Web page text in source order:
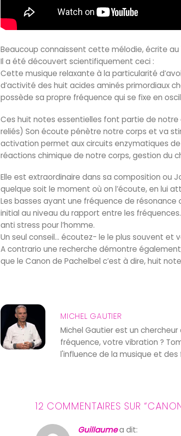
Beaucoup connaissent cette mélodie, écrite au
Il a été découvert scientifiquement ceci :
Cette musique relaxante à la particularité
d’activité des huit acides aminés primordiaux
possède sa propre fréquence qui se fixe en
Ces huit notes essentielles font partie de notre
reliés) Son écoute pénètre notre corps et va
activation permet aux circuits enzymatiques
réactions chimique de notre corps, gestion du
Elle est extraordinaire dans sa composition ou
quelque soit le moment où on l’écoute, en lui
Les basses ayant une fréquence de
initial au niveau du rapport entre les
anti stress pour l’homme.
Un seul conseil… écoutez- le le plus souvent et
A contrario une recherche démontre
que le Canon de Pachelbel c’est à dire, huit
MICHEL GAUTIER
Michel Gautier est un
fréquence, votre vibration ?
l'influence de la musique et
12 COMMENTAIRES SUR “
Guillaumea dit: